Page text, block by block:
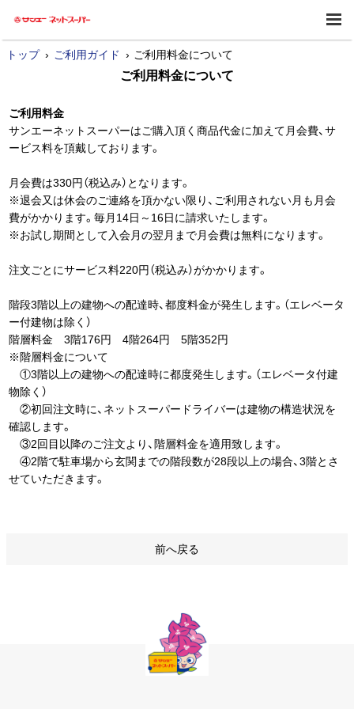
トップ ご利用ガイド ご利用料金について
ご利用料金について
ご利用料金
サンエーネットスーパーはご購入頂く商品代金に加えて月会費、サ
ービス料を頂戴しております。
月会費は330円（税込み）となります。
※退会又は休会のご連絡を頂かない限り、ご利用されない月も月会
費がかかります。毎月14日～16日に請求いたします。
※お試し期間として入会月の翌月まで月会費は無料になります。
注文ごとにサービス料220円（税込み）がかかります。
階段3階以上の建物への配達時、都度料金が発生します。（エレベータ
ー付建物は除く）
階層料金 3階176円 4階264円 5階352円
※階層料金について
①3階以上の建物への配達時に都度発生します。（エレベータ付建
物除く）
②初回注文時に、ネットスーパードライバーは建物の構造状況を
確認します。
③2回目以降のご注文より、階層料金を適用致します。
④2階で駐車場から玄関までの階段数が28段以上の場合、3階とさ
せていただきます。
前へ戻る